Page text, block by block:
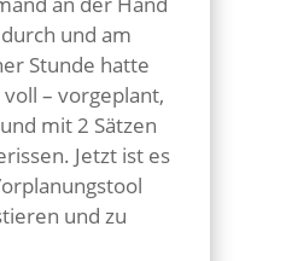
und am
Stunde hatte
– vorgeplant,
mit 2 Sätzen
Jetzt ist es
und zu